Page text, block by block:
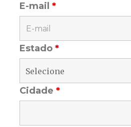
E-mail*
Estado*
Cidade*